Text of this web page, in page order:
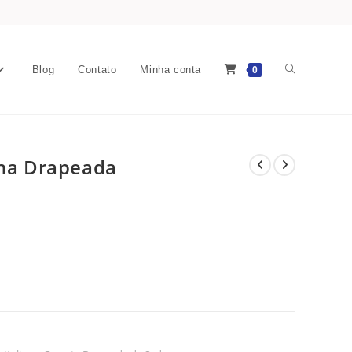
Blog Contato Minha conta 0
Drapeada